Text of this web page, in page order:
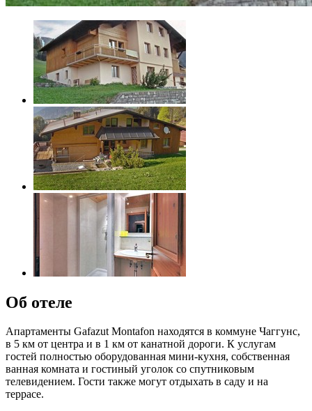
Об отеле
Апартаменты Gafazut Montafon находятся в коммуне Чаггунс,
в 5 км от центра и в 1 км от канатной дороги. К услугам
гостей полностью оборудованная мини-кухня, собственная
ванная комната и гостиный уголок со спутниковым
телевидением. Гости также могут отдыхать в саду и на
террасе.